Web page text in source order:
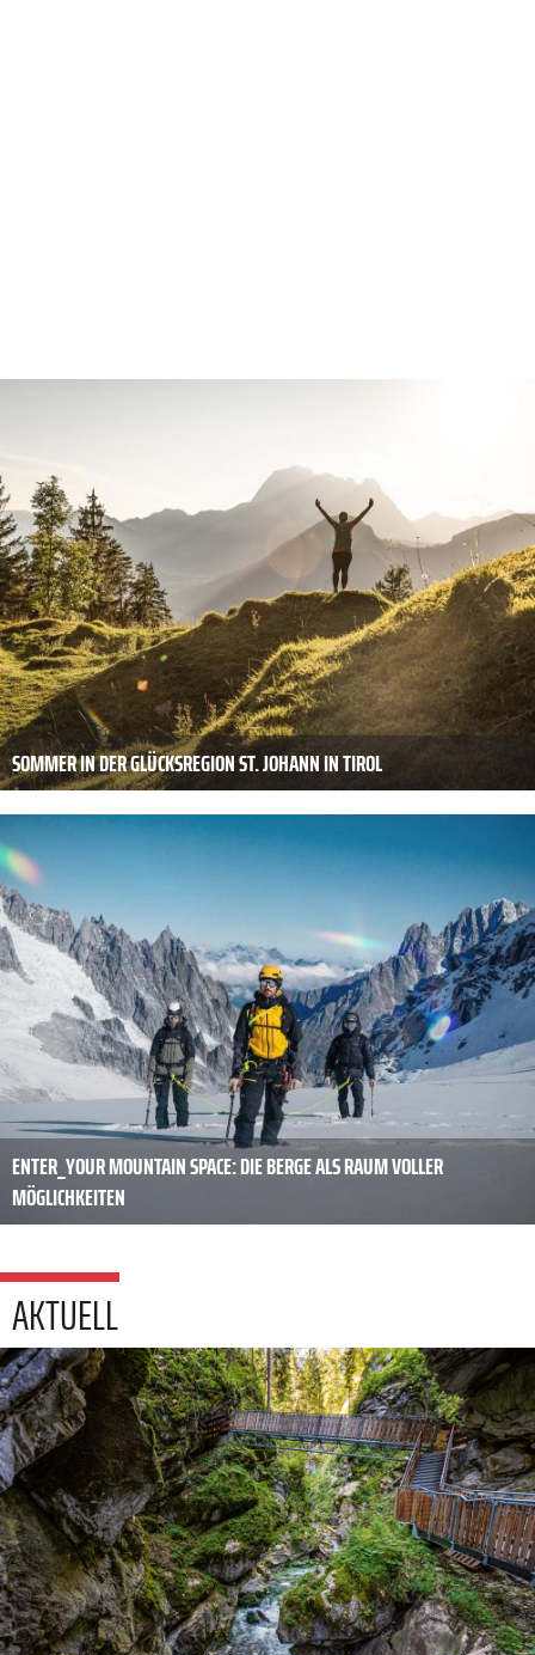
SOMMER IN DER GLÜCKSREGION ST. JOHANN IN TIROL
ENTER_YOUR MOUNTAIN SPACE: DIE BERGE ALS RAUM VOLLER
MÖGLICHKEITEN
AKTUELL